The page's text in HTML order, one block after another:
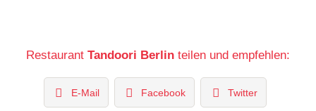
Restaurant Tandoori Berlin teilen und empfehlen:
E-Mail Facebook Twitter